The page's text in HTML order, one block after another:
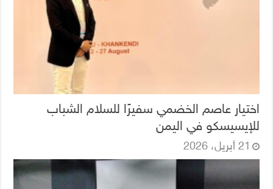
اختيار عاصم الخضمي سفيرًا للسلام الشباب
للإيسيسكو في اليمن
21 أبريل، 2026